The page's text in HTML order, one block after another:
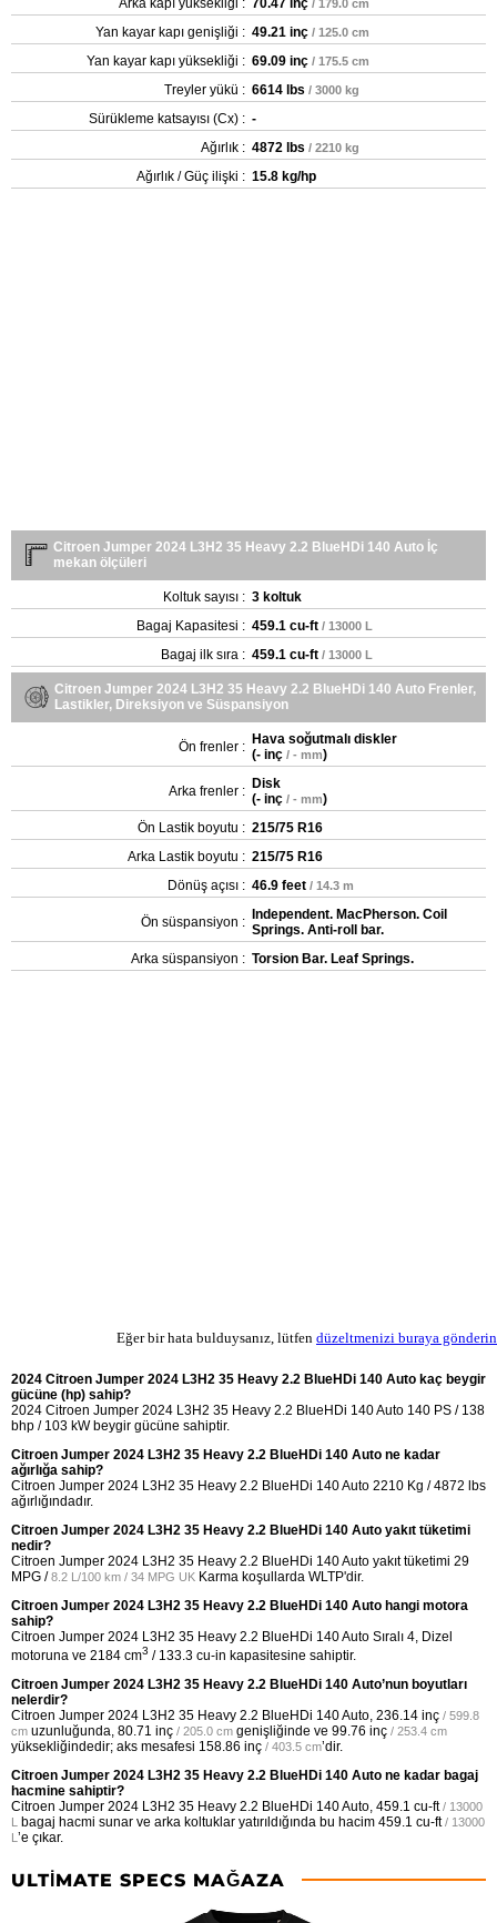
/ 179.0 cm
Yan kayar kapı genişliği : 49.21 inç / 125.0 cm
Yan kayar kapı yüksekliği : 69.09 inç / 175.5 cm
Treyler yükü : 6614 lbs / 3000 kg
Sürükleme katsayısı (Cx) : -
Ağırlık : 4872 lbs / 2210 kg
Ağırlık / Güç ilişki : 15.8 kg/hp
Citroen Jumper 2024 L3H2 35 Heavy 2.2 BlueHDi 140 Auto İç
mekan ölçüleri
Koltuk sayısı : 3 koltuk
Bagaj Kapasitesi : 459.1 cu-ft / 13000 L
Bagaj ilk sıra : 459.1 cu-ft / 13000 L
Citroen Jumper 2024 L3H2 35 Heavy 2.2 BlueHDi 140 Auto Frenler,
Lastikler, Direksiyon ve Süspansiyon
Ön frenler : Hava soğutmalı diskler
(- inç / - mm)
Arka frenler : Disk
(- inç / - mm)
Ön Lastik boyutu : 215/75 R16
Arka Lastik boyutu : 215/75 R16
Dönüş açısı : 46.9 feet / 14.3 m
Ön süspansiyon : Independent. MacPherson. Coil
Springs. Anti-roll bar.
Arka süspansiyon : Torsion Bar. Leaf Springs.
Eğer bir hata bulduysanız, lütfen düzeltmenizi buraya gönderin
2024 Citroen Jumper 2024 L3H2 35 Heavy 2.2 BlueHDi 140 Auto kaç beygir
gücüne (hp) sahip?
2024 Citroen Jumper 2024 L3H2 35 Heavy 2.2 BlueHDi 140 Auto 140 PS / 138
bhp / 103 kW beygir gücüne sahiptir.
Citroen Jumper 2024 L3H2 35 Heavy 2.2 BlueHDi 140 Auto ne kadar
ağırlığa sahip?
Citroen Jumper 2024 L3H2 35 Heavy 2.2 BlueHDi 140 Auto 2210 Kg / 4872 lbs
ağırlığındadır.
Citroen Jumper 2024 L3H2 35 Heavy 2.2 BlueHDi 140 Auto yakıt tüketimi
nedir?
Citroen Jumper 2024 L3H2 35 Heavy 2.2 BlueHDi 140 Auto yakıt tüketimi 29
MPG /8.2 L/100 km / 34 MPG UK Karma koşullarda WLTP'dir.
Citroen Jumper 2024 L3H2 35 Heavy 2.2 BlueHDi 140 Auto hangi motora
sahip?
Citroen Jumper 2024 L3H2 35 Heavy 2.2 BlueHDi 140 Auto Sıralı 4, Dizel
motoruna ve 2184 cm3 / 133.3 cu-in kapasitesine sahiptir.
Citroen Jumper 2024 L3H2 35 Heavy 2.2 BlueHDi 140 Auto’nun boyutları
nelerdir?
Citroen Jumper 2024 L3H2 35 Heavy 2.2 BlueHDi 140 Auto, 236.14 inç / 599.8
cm uzunluğunda, 80.71 inç / 205.0 cm genişliğinde ve 99.76 inç / 253.4 cm
yüksekliğindedir; aks mesafesi 158.86 inç / 403.5 cm’dir.
Citroen Jumper 2024 L3H2 35 Heavy 2.2 BlueHDi 140 Auto ne kadar bagaj
hacmine sahiptir?
Citroen Jumper 2024 L3H2 35 Heavy 2.2 BlueHDi 140 Auto, 459.1 cu-ft / 13000
L bagaj hacmi sunar ve arka koltuklar yatırıldığında bu hacim 459.1 cu-ft / 13000
L ’e çıkar.
ULTIMATE SPECS MAĞAZA